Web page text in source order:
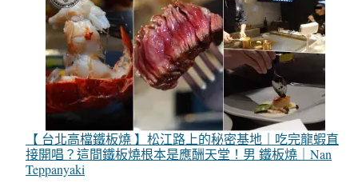
【 台北高檔鐵板燒 】松江路上的秘密基地｜吃完龍蝦直
接開唱？這間鐵板燒根本是應酬天堂！男 鐵板燒｜Nan
Teppanyaki